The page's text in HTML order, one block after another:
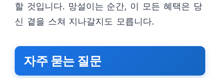
할 것입니다. 망설이는 순간, 이 모든 혜택은 당
신 곁을 스쳐 지나갈지도 모릅니다.
자주 묻는 질문